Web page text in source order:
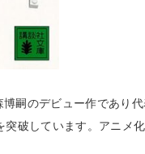
嗣のデビュー作であり
破しています。アニメ